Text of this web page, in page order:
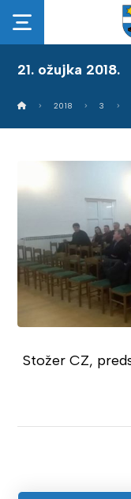
21. ožujka 2018.
2018 3
Stožer CZ,